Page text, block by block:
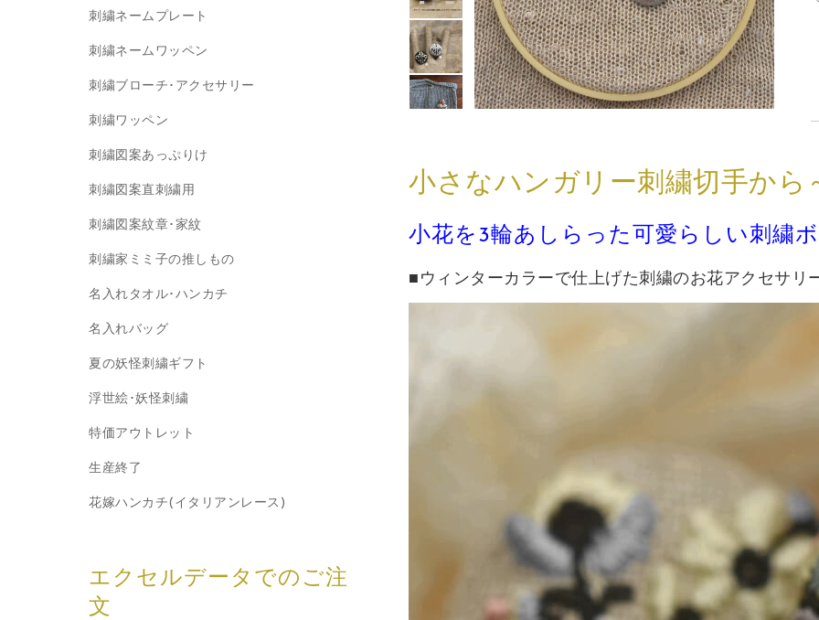
小さなハンガリー刺繍切手から
小花を3輪あしらった可愛らしい刺繍
■ウィンターカラーで仕上げた刺繍のお花アクセサリ
刺繍ネームプレート
刺繍ネームワッペン
刺繍ブローチ･アクセサリー
刺繍ワッペン
刺繍図案あっぷりけ
刺繍図案直刺繍用
刺繍図案紋章･家紋
刺繍家ミミ子の推しもの
名入れタオル･ハンカチ
名入れバッグ
夏の妖怪刺繍ギフト
浮世絵･妖怪刺繍
特価アウトレット
生産終了
花嫁ハンカチ(イタリアンレース)
エクセルデータでのご注
文